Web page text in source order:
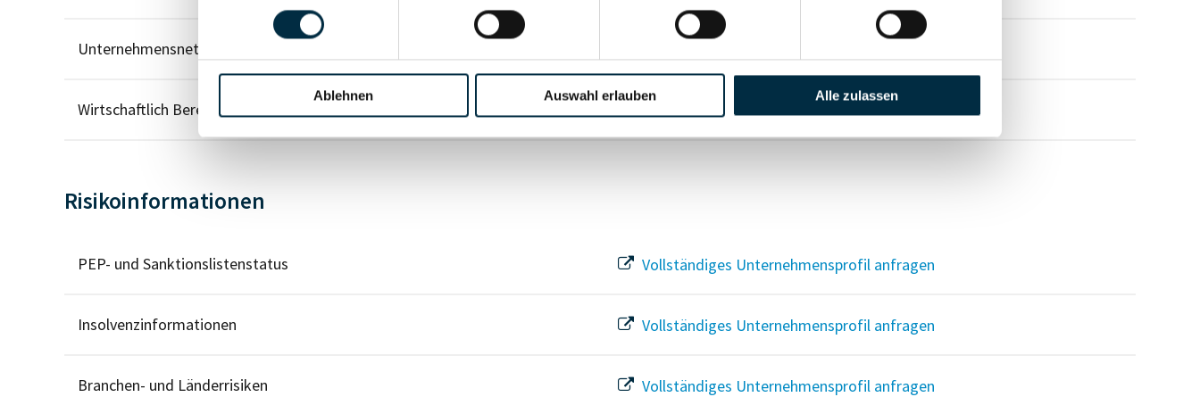
Ablehnen Auswahl erlauben Alle zulassen
Unternehmensnetzwerk
Wirtschaftlich Berechtigten Pfad Vollständiges Unternehmensprofil anfragen
Risikoinformationen
PEP- und Sanktionslistenstatus Vollständiges Unternehmensprofil anfragen
Insolvenzinformationen Vollständiges Unternehmensprofil anfragen
Branchen- und Länderrisiken Vollständiges Unternehmensprofil anfragen